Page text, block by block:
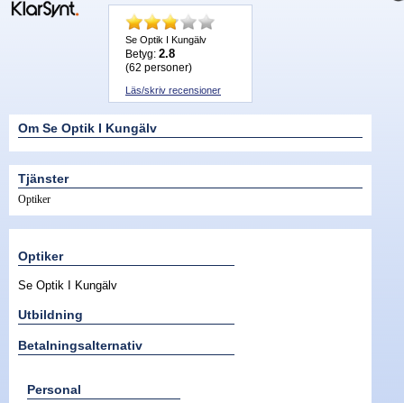
Glasögon
Linstillbehör
Nyheter - linser
Se Optik I Kungälv
Betyg: 2.8
(62 personer)
Läs/skriv recensioner
Om Se Optik I Kungälv
Tjänster
Optiker
Optiker
Se Optik I Kungälv
Utbildning
Betalningsalternativ
Personal